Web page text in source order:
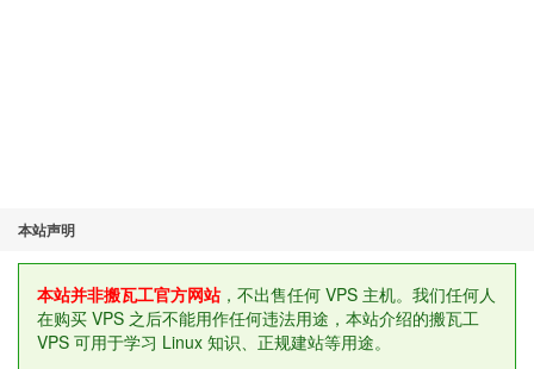
本站声明
本站并非搬瓦工官方网站，不出售任何 VPS 主机。我们任何人
在购买 VPS 之后不能用作任何违法用途，本站介绍的搬瓦工
VPS 可用于学习 Linux 知识、正规建站等用途。